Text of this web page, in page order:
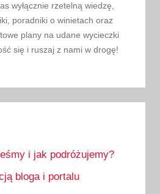
wyłącznie rzetelną wiedzę,
poradniki o winietach oraz
plany na udane wycieczki
się i ruszaj z nami w drogę!
i jak podróżujemy?
bloga i portalu